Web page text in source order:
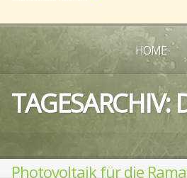
HOME
TAGESARCHIV:
Photovoltaik für die